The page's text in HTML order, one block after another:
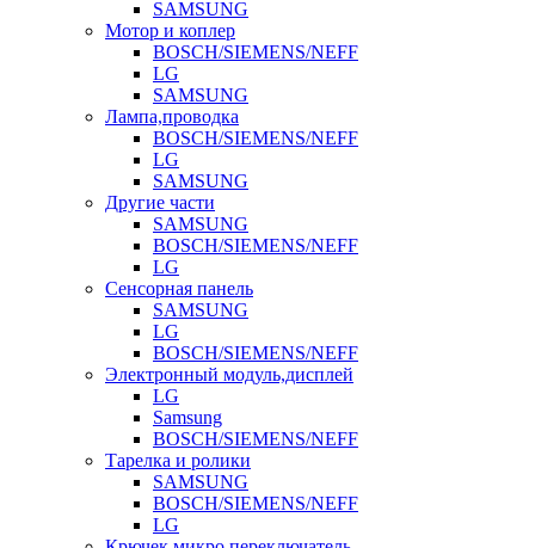
SAMSUNG
Мотор и коплер
BOSCH/SIEMENS/NEFF
LG
SAMSUNG
Лампа,проводка
BOSCH/SIEMENS/NEFF
LG
SAMSUNG
Другие части
SAMSUNG
BOSCH/SIEMENS/NEFF
LG
Сенсорная панель
SAMSUNG
LG
BOSCH/SIEMENS/NEFF
Электронный модуль,дисплей
LG
Samsung
BOSCH/SIEMENS/NEFF
Тарелка и ролики
SAMSUNG
BOSCH/SIEMENS/NEFF
LG